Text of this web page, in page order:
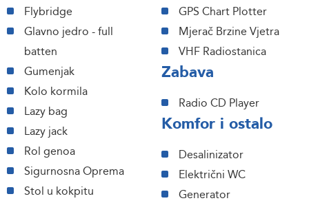
Flybridge
Glavno jedro - full
batten
Gumenjak
Kolo kormila
Lazy bag
Lazy jack
Rol genoa
Sigurnosna Oprema
Stol u kokpitu
GPS Chart Plotter
Mjerač Brzine Vjetra
VHF Radiostanica
Zabava
Radio CD Player
Komfor i ostalo
Desalinizator
Električni WC
Generator